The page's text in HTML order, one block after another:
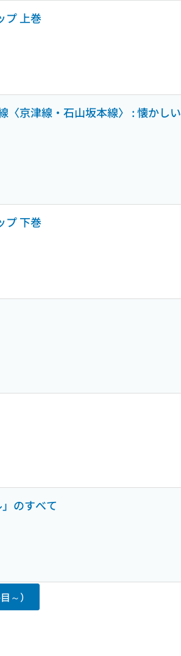
プ 上巻
〈京津線・石山坂本線〉 : 懐かしい
プ 下巻
のすべて
～）